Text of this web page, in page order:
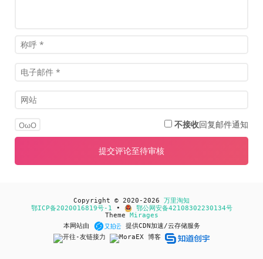
OωO 不接收回复邮件通知
Copyright © 2020-2026 万里淘知
鄂ICP备2020016819号-1 •
鄂公网安备42108302230134号
Theme Mirages
本网站由
提供CDN加速/云存储服务